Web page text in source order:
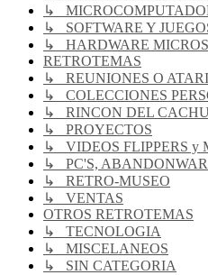
↳
↳ SOFTWARE Y
↳ HARDWARE MICROS
RETROTEMAS
↳ REUNIONES O
↳ COLECCIONES
↳ RINCON DEL
↳ PROYECTOS
↳ VIDEOS FLIPPERS y
↳ PC'S,
↳ RETRO-MUSEO
↳ VENTAS
OTROS RETROTEMAS
↳ TECNOLOGIA
↳ MISCELANEOS
↳ SIN CATEGORIA